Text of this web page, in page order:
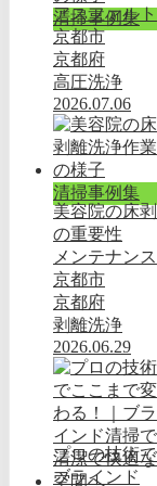
清掃事例集
アスファルト
京都市
京都府
高圧洗浄
2026.07.06
清掃事例集
美容院の床
の重要性
メンテナンス
京都市
京都府
剥離洗浄
2026.06.29
プロの技術
ブラインド